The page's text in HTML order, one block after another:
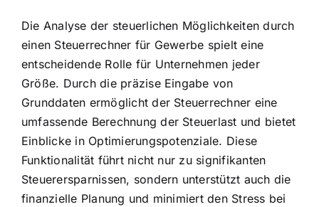
Die Analyse der steuerlichen Möglichkeiten durch
einen Steuerrechner für Gewerbe spielt eine
entscheidende Rolle für Unternehmen jeder
Größe. Durch die präzise Eingabe von
Grunddaten ermöglicht der Steuerrechner eine
umfassende Berechnung der Steuerlast und bietet
Einblicke in Optimierungspotenziale. Diese
Funktionalität führt nicht nur zu signifikanten
Steuerersparnissen, sondern unterstützt auch die
finanzielle Planung und minimiert den Stress bei